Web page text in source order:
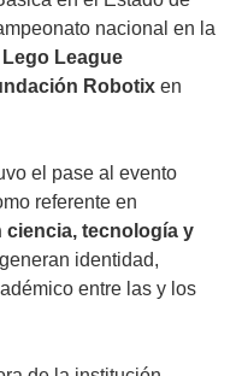
nacional en la
Lego League
Robotix en
el pase al evento
referente en
ciencia, tecnología y
identidad,
entre las y los